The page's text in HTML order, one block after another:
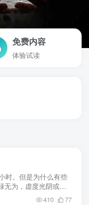
免费内容
体验试读
时。但是为什么有些
无为，虚度光阴或者
一样...
410 77